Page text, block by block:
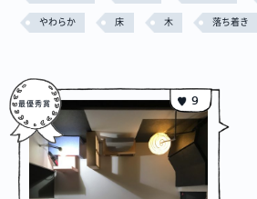
やわらか 床 木 落ち着き
9